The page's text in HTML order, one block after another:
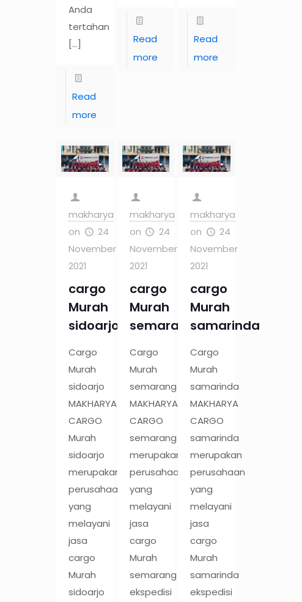
Anda
tertahan
[…]
Read
more
Read
more
Read
more
makharya
on
24
November
2021
cargo
Murah
sidoarjo
Cargo
Murah
sidoarjo
MAKHARYA
CARGO
Murah
sidoarjo
merupakan
perusahaan
yang
melayani
jasa
cargo
Murah
sidoarjo
makharya
on
24
November
2021
cargo
Murah
semarang
Cargo
Murah
semarang
MAKHARYA
CARGO
semarang
merupakan
perusahaan
yang
melayani
jasa
cargo
Murah
semarang
ekspedisi
makharya
on
24
November
2021
cargo
Murah
samarinda
Cargo
Murah
samarinda
MAKHARYA
CARGO
samarinda
merupakan
perusahaan
yang
melayani
jasa
cargo
Murah
samarinda
ekspedisi